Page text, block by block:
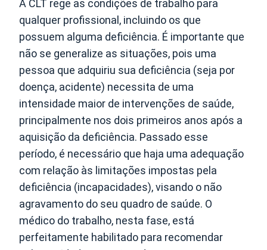
A CLT rege as condições de trabalho para
qualquer profissional, incluindo os que
possuem alguma deficiência. É importante que
não se generalize as situações, pois uma
pessoa que adquiriu sua deficiência (seja por
doença, acidente) necessita de uma
intensidade maior de intervenções de saúde,
principalmente nos dois primeiros anos após a
aquisição da deficiência. Passado esse
período, é necessário que haja uma adequação
com relação às limitações impostas pela
deficiência (incapacidades), visando o não
agravamento do seu quadro de saúde. O
médico do trabalho, nesta fase, está
perfeitamente habilitado para recomendar